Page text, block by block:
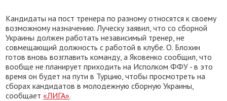
Кандидаты на пост тренера по разному относятся к своему
возможному назначению. Луческу заявил, что со сборной
Украины должен работать независимый тренер, не
совмещающий должность с работой в клубе. О. Блохин
готов вновь возглавить команду, а Яковенко сообщил, что
вообще не планирует приходить на Исполком ФФУ - в это
время он будет на пути в Турцию, чтобы просмотреть на
сборах кандидатов в молодежную сборную Украины,
сообщает«ЛИГА».